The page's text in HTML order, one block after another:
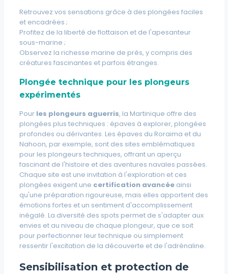
Retrouvez vos sensations grâce à des plongées faciles
et encadrées ;
Profitez de la liberté de flottaison et de l'apesanteur
sous-marine ;
Observez la richesse marine de près, y compris des
créatures fascinantes et parfois étranges.
Plongée technique pour les plongeurs
expérimentés
Pourles plongeurs aguerris, la Martinique offre des
plongées plus techniques : épaves à explorer, plongées
profondes ou dérivantes. Les épaves du Roraima et du
Nahoon, par exemple, sont des sites emblématiques
pour les plongeurs techniques, offrant un aperçu
fascinant de l'histoire et des aventures navales passées.
Chaque site est une invitation à l'exploration et ces
plongées exigent une certification avancéeainsi
qu'une préparation rigoureuse, mais elles apportent des
émotions fortes et un sentiment d'accomplissement
inégalé. La diversité des spots permet de s'adapter aux
envies et au niveau de chaque plongeur, que ce soit
pour perfectionner leur technique ou simplement
ressentir l'excitation de la découverte et de l'adrénaline.
Sensibilisation et protection de